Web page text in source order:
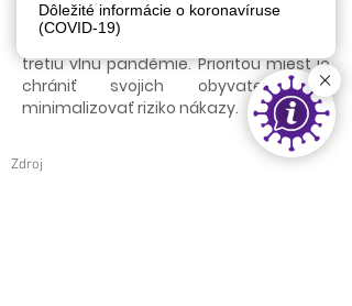
ÚMS považuje za správne a
zodpovedné reagovať na silnejúcu
tretiu vlnu pandémie. Prioritou miest je
chrániť svojich obyvateľov a
minimalizovať riziko nákazy.
Zdroj
Dôležité informácie o koronavíruse
(COVID-19)